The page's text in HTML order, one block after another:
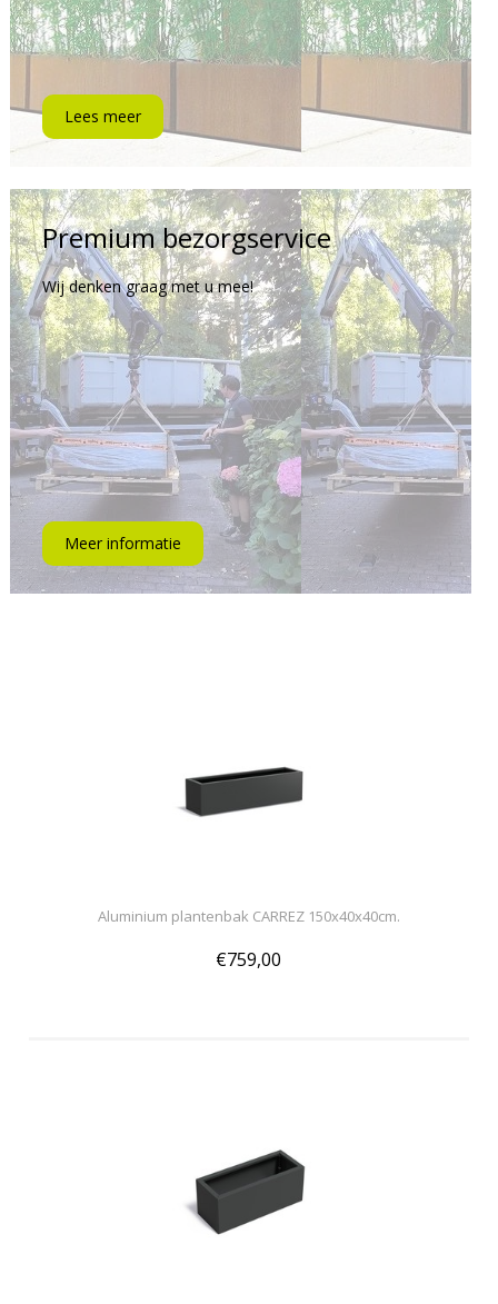
Lees meer
Premium bezorgservice
Wij denken graag met u mee!
Meer informatie
Aluminium plantenbak CARREZ 150x40x40cm.
€759,00